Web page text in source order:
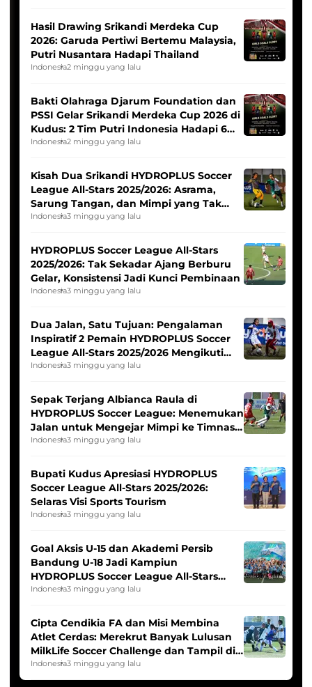
Hasil Drawing Srikandi Merdeka Cup
2026: Garuda Pertiwi Bertemu Malaysia,
Putri Nusantara Hadapi Thailand
Indonesia2 minggu yang lalu
Bakti Olahraga Djarum Foundation dan
PSSI Gelar Srikandi Merdeka Cup 2026 di
Kudus: 2 Tim Putri Indonesia Hadapi 6
Tim Asia
Indonesia2 minggu yang lalu
Kisah Dua Srikandi HYDROPLUS Soccer
League All-Stars 2025/2026: Asrama,
Sarung Tangan, dan Mimpi yang Tak
Pernah Padam
Indonesia3 minggu yang lalu
HYDROPLUS Soccer League All-Stars
2025/2026: Tak Sekadar Ajang Berburu
Gelar, Konsistensi Jadi Kunci Pembinaan
Indonesia3 minggu yang lalu
Dua Jalan, Satu Tujuan: Pengalaman
Inspiratif 2 Pemain HYDROPLUS Soccer
League All-Stars 2025/2026 Mengikuti
Seleksi Timnas Indonesia Putri
Indonesia3 minggu yang lalu
Sepak Terjang Albianca Raula di
HYDROPLUS Soccer League: Menemukan
Jalan untuk Mengejar Mimpi ke Timnas
Indonesia Putri
Indonesia3 minggu yang lalu
Bupati Kudus Apresiasi HYDROPLUS
Soccer League All-Stars 2025/2026:
Selaras Visi Sports Tourism
Indonesia3 minggu yang lalu
Goal Aksis U-15 dan Akademi Persib
Bandung U-18 Jadi Kampiun
HYDROPLUS Soccer League All-Stars
2025/2026
Indonesia3 minggu yang lalu
Cipta Cendikia FA dan Misi Membina
Atlet Cerdas: Merekrut Banyak Lulusan
MilkLife Soccer Challenge dan Tampil di
HYDROPLUS Soccer League
Indonesia3 minggu yang lalu